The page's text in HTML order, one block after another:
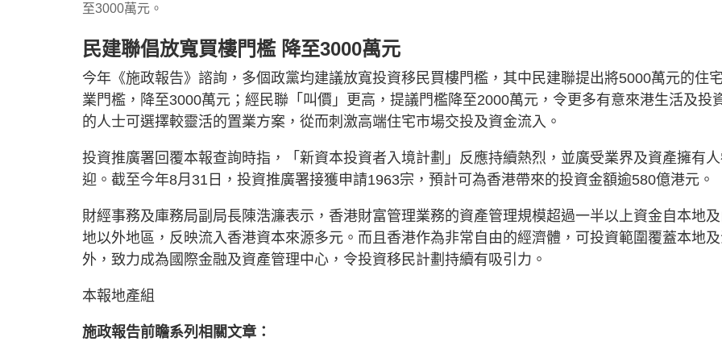
至3000萬元。
民建聯倡放寬買樓門檻 降至3000萬元
今年《施政報告》諮詢，多個政黨均建議放寬投資移民買樓門檻，其中民建聯提出將5000萬元的住
業門檻，降至3000萬元；經民聯「叫價」更高，提議門檻降至2000萬元，令更多有意來港生活及投
的人士可選擇較靈活的置業方案，從而刺激高端住宅市場交投及資金流入。
投資推廣署回覆本報查詢時指，「新資本投資者入境計劃」反應持續熱烈，並廣受業界及資產擁有
迎。截至今年8月31日，投資推廣署接獲申請1963宗，預計可為香港帶來的投資金額逾580億港元。
財經事務及庫務局副局長陳浩濂表示，香港財富管理業務的資產管理規模超過一半以上資金自本地
地以外地區，反映流入香港資本來源多元。而且香港作為非常自由的經濟體，可投資範圍覆蓋本地
外，致力成為國際金融及資產管理中心，令投資移民計劃持續有吸引力。
本報地產組
施政報告前瞻系列相關文章：